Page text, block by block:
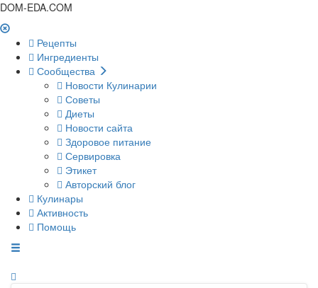
DOM-EDA.COM
Рецепты
Ингредиенты
Сообщества
Новости Кулинарии
Советы
Диеты
Новости сайта
Здоровое питание
Сервировка
Этикет
Авторский блог
Кулинары
Активность
Помощь